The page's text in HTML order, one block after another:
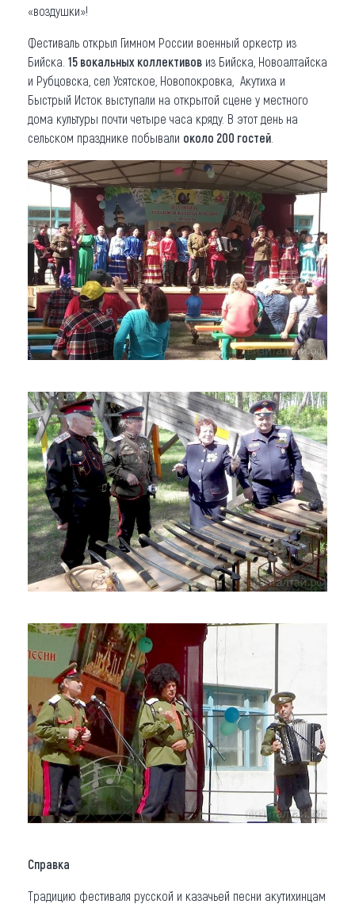
«воздушки»!
Фестиваль открыл Гимном России военный оркестр из
Бийска. 15 вокальных коллективов из Бийска, Новоалтайска
и Рубцовска, сел Усятское, Новопокровка, Акутиха и
Быстрый Исток выступали на открытой сцене у местного
дома культуры почти четыре часа кряду. В этот день на
сельском празднике побывали около 200 гостей
Справка
Традицию фестиваля русской и казачьей песни акутихинцам